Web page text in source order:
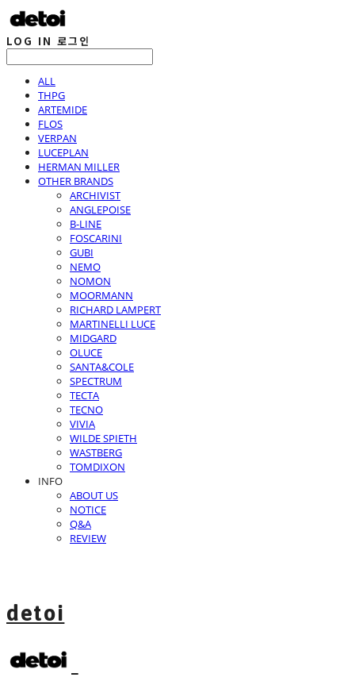
LOG IN 로그인
ALL
THPG
ARTEMIDE
FLOS
VERPAN
LUCEPLAN
HERMAN MILLER
OTHER BRANDS
ARCHIVIST
ANGLEPOISE
B-LINE
FOSCARINI
GUBI
NEMO
NOMON
MOORMANN
RICHARD LAMPERT
MARTINELLI LUCE
MIDGARD
OLUCE
SANTA&COLE
SPECTRUM
TECTA
TECNO
VIVIA
WILDE SPIETH
WASTBERG
TOMDIXON
INFO
ABOUT US
NOTICE
Q&A
REVIEW
detoi